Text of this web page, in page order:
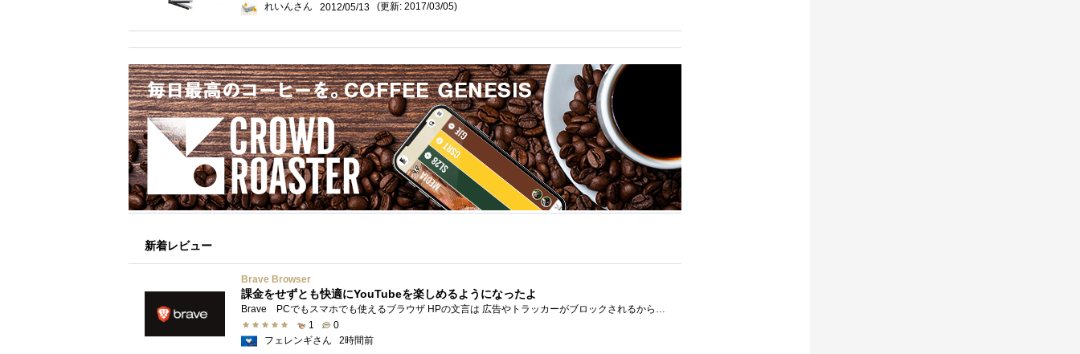
れいんさん
2012/05/13 (更新: 2017/03/05)
新着レビュー
Brave Browser
課金をせずとも快適にYouTubeを楽しめるようになったよ
Brave PCでもスマホでも使えるブラウザ HPの文言は 広告やトラッカーがブロックされるから、訪問するサイトをよりすっきりした表示で閲覧でき�...
1
0
フェレンギさん
2時間前